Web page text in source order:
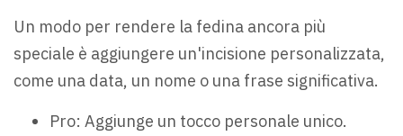
Un modo per rendere la fedina ancora più
speciale è aggiungere un'incisione personalizzata,
come una data, un nome o una frase significativa.
Pro: Aggiunge un tocco personale unico.